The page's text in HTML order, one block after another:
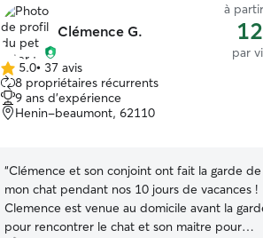
Clémence G.
à
par
5.0 étoile(s)
sur
5
5.0• 37 avis
8 propriétaires récurrents
9 ans d'expérience
Henin-beaumont, 62110
“Clémence et son conjoint ont fait la garde de
mon chat pendant nos 10 jours de vacances !
Clemence est venue au domicile avant la
pour rencontrer le chat et son maitre pour